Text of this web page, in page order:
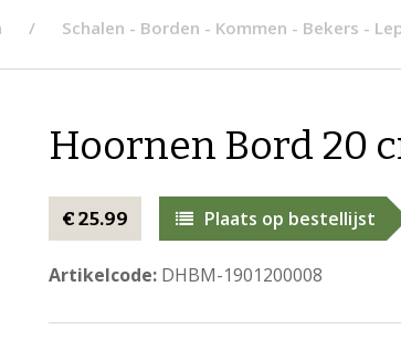
Schalen - Borden - Kommen - Bekers -
Hoornen Bord 20
€ 25.99 Plaats op bestellijst
Artikelcode:DHBM-1901200008